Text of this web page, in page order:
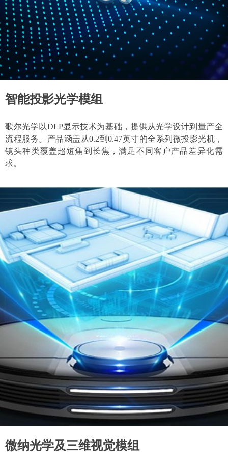
智能投影光学模组
歌尔光学以DLP显示技术为基础，提供从光学设计到量产全
流程服务。产品涵盖从0.2到0.47英寸的全系列微投影光机，
镜头种类覆盖超短焦到长焦，满足不同客户产品差异化需
求。
智能投影光学模组
歌尔光学以DLP显示技术为基础，提供从光学设计到量产全
流程服务。产品涵盖从0.2到0.47英寸的全系列微投影光机，
镜头种类覆盖超短焦到长焦，满足不同客户产品差异化需
求。
微纳光学及三维视觉模组
微纳光学及三维视觉模组